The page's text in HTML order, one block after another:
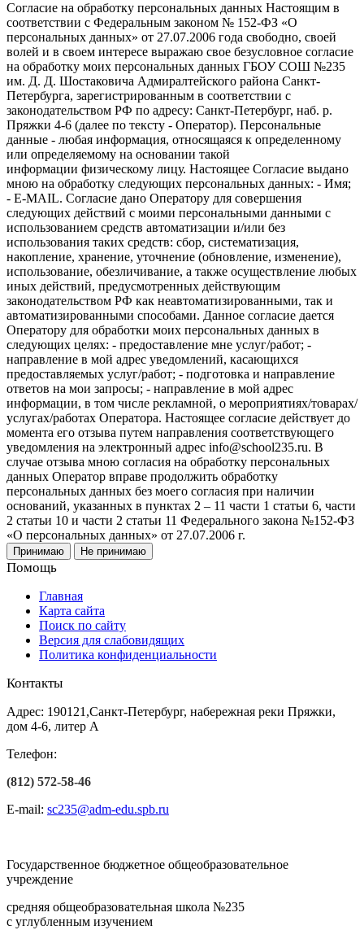
Согласие на обработку персональных данных Настоящим в
соответствии с Федеральным законом № 152-ФЗ «О
персональных данных» от 27.07.2006 года свободно, своей
волей и в своем интересе выражаю свое безусловное согласие
на обработку моих персональных данных ГБОУ СОШ №235
им. Д. Д. Шостаковича Адмиралтейского района Санкт-
Петербурга, зарегистрированным в соответствии с
законодательством РФ по адресу: Санкт-Петербург, наб. р.
Пряжки 4-6 (далее по тексту - Оператор). Персональные
данные - любая информация, относящаяся к определенному
или определяемому на основании такой
информации физическому лицу. Настоящее Согласие выдано
мною на обработку следующих персональных данных: - Имя;
- E-MAIL. Согласие дано Оператору для совершения
следующих действий с моими персональными данными с
использованием средств автоматизации и/или без
использования таких средств: сбор, систематизация,
накопление, хранение, уточнение (обновление, изменение),
использование, обезличивание, а также осуществление любых
иных действий, предусмотренных действующим
законодательством РФ как неавтоматизированными, так и
автоматизированными способами. Данное согласие дается
Оператору для обработки моих персональных данных в
следующих целях: - предоставление мне услуг/работ; -
направление в мой адрес уведомлений, касающихся
предоставляемых услуг/работ; - подготовка и направление
ответов на мои запросы; - направление в мой адрес
информации, в том числе рекламной, о мероприятиях/товарах/
услугах/работах Оператора. Настоящее согласие действует до
момента его отзыва путем направления соответствующего
уведомления на электронный адрес info@school235.ru. В
случае отзыва мною согласия на обработку персональных
данных Оператор вправе продолжить обработку
персональных данных без моего согласия при наличии
оснований, указанных в пунктах 2 – 11 части 1 статьи 6, части
2 статьи 10 и части 2 статьи 11 Федерального закона №152-ФЗ
«О персональных данных» от 27.07.2006 г.
Принимаю Не принимаю
Помощь
Главная
Карта сайта
Поиск по сайту
Версия для слабовидящих
Политика конфиденциальности
Контакты
Адрес: 190121,Санкт-Петербург, набережная реки Пряжки,
дом 4-6, литер А
Телефон:
(812) 572-58-46
E-mail: sc235@adm-edu.spb.ru
Государственное бюджетное общеобразовательное
учреждение
средняя общеобразовательная школа №235
с углубленным изучением